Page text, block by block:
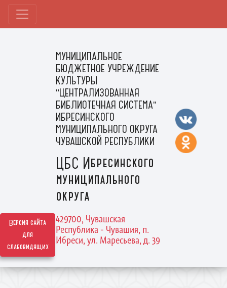
Версия сайта
для
слабовидящих
МУНИЦИПАЛЬНОЕ
БЮДЖЕТНОЕ УЧРЕЖДЕНИЕ
КУЛЬТУРЫ
"ЦЕНТРАЛИЗОВАННАЯ
БИБЛИОТЕЧНАЯ СИСТЕМА"
ИБРЕСИНСКОГО
МУНИЦИПАЛЬНОГО ОКРУГА
ЧУВАШСКОЙ РЕСПУБЛИКИ
ЦБС Ибресинского
муниципального
округа
429700, Чувашская
Республика - Чувашия, п.
Ибреси, ул. Маресьева, д. 39